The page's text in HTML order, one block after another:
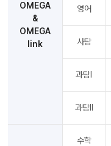
OMEGA
&
OMEGA
link
영어
사탐
과탐Ⅰ
과탐Ⅱ
수학